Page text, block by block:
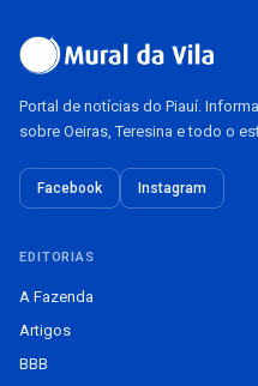
Portal de notícias do Piauí.
sobre Oeiras, Teresina e todo o
Facebook Instagram
EDITORIAS
A Fazenda
Artigos
BBB